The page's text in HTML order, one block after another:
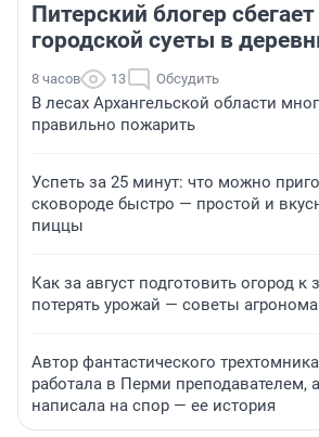
Питерский блогер
городской суеты в
8 часов 13 Обсудить
В лесах Архангельской области
правильно пожарить
Успеть за 25 минут: что можно
сковороде быстро — простой и
пиццы
Как за август подготовить огород к
потерять урожай — советы агронома
Автор фантастического
работала в Перми преподавателем,
написала на спор — ее история